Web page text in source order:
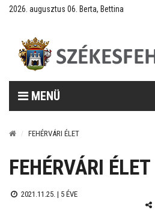
2026. augusztus 06. Berta, Bettina
MENÜ
FEHÉRVÁRI ÉLET
FEHÉRVÁRI ÉLET
2021.11.25. | 5 ÉVE